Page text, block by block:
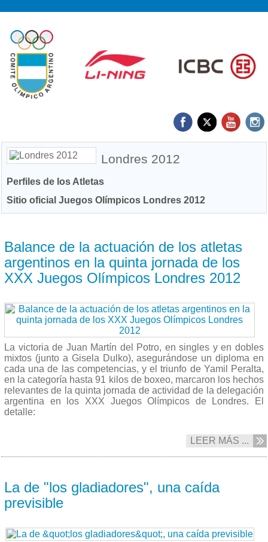
Londres 2012
Perfiles de los Atletas
Sitio oficial Juegos Olímpicos Londres 2012
Balance de la actuación de los atletas
argentinos en la quinta jornada de los
XXX Juegos Olímpicos Londres 2012
La victoria de Juan Martín del Potro, en singles y en dobles
mixtos (junto a Gisela Dulko), asegurándose un diploma en
cada una de las competencias, y el triunfo de Yamil Peralta,
en la categoría hasta 91 kilos de boxeo, marcaron los hechos
relevantes de la quinta jornada de actividad de la delegación
argentina en los XXX Juegos Olímpicos de Londres. El
detalle:
LEER MÁS ...
La de "los gladiadores", una caída
previsible